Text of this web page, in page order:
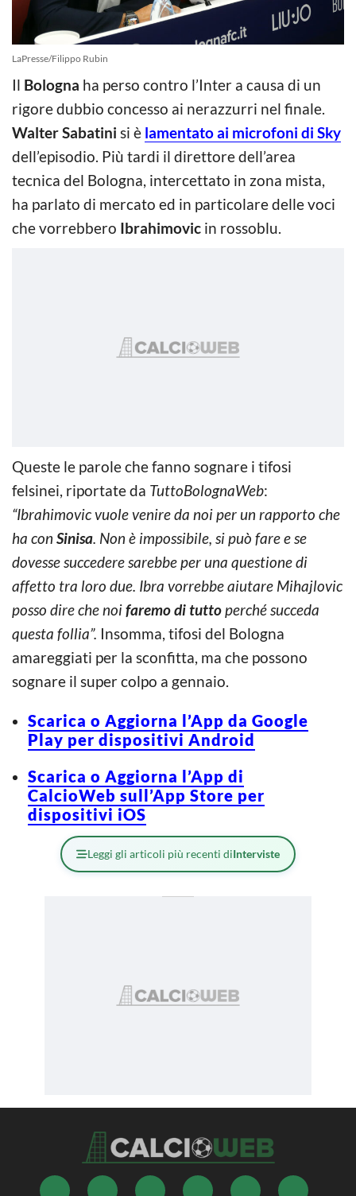
LaPresse/Filippo Rubin
Il Bologna ha perso contro l’Inter a causa di un
rigore dubbio concesso ai nerazzurri nel finale.
Walter Sabatini si è lamentato ai microfoni di Sky
dell’episodio. Più tardi il direttore dell’area
tecnica del Bologna, intercettato in zona mista,
ha parlato di mercato ed in particolare delle voci
che vorrebbero Ibrahimovic in rossoblu.
Queste le parole che fanno sognare i tifosi
felsinei, riportate da TuttoBolognaWeb:
“Ibrahimovic vuole venire da noi per un rapporto che
ha con Sinisa. Non è impossibile, si può fare e se
dovesse succedere sarebbe per una questione di
affetto tra loro due. Ibra vorrebbe aiutare Mihajlovic
posso dire che noifaremo di tuttoperché succeda
questa follia”. Insomma, tifosi del Bologna
amareggiati per la sconfitta, ma che possono
sognare il super colpo a gennaio.
Scarica o Aggiorna l’App da Google
Play per dispositivi Android
Scarica o Aggiorna l’App di
CalcioWeb sull’App Store per
dispositivi iOS
Leggi gli articoli più recenti diInterviste